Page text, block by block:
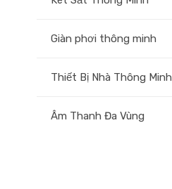
Giàn phơi thông minh
Thiết Bị Nhà Thông Minh
Âm Thanh Đa Vùng